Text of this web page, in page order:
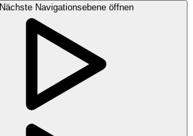
Nächste Navigationsebene öffnen